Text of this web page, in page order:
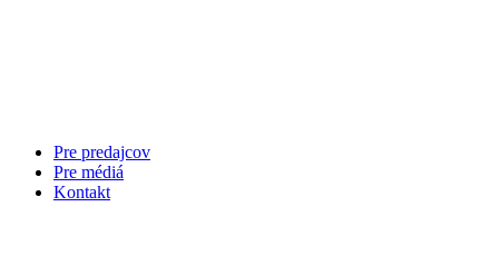
Pre predajcov
Pre médiá
Kontakt